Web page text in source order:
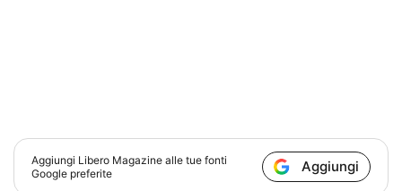
Aggiungi Libero Magazine alle tue fonti
Google preferite
Aggiungi